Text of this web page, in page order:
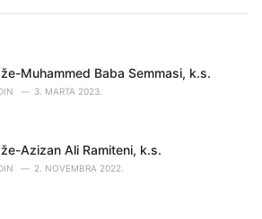
Muhammed Baba Semmasi, k.s.
3. MARTA 2023.
Azizan Ali Ramiteni, k.s.
2. NOVEMBRA 2022.